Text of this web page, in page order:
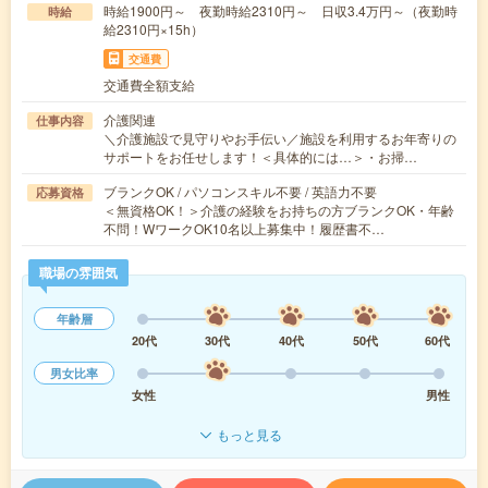
時給
時給1900円～ 夜勤時給2310円～ 日収3.4万円～（夜勤時
給2310円×15h）
交通費
交通費全額支給
仕事内容
介護関連
＼介護施設で見守りやお手伝い／施設を利用するお年寄りの
サポートをお任せします！＜具体的には…＞・お掃…
応募資格
ブランクOK / パソコンスキル不要 / 英語力不要
＜無資格OK！＞介護の経験をお持ちの方ブランクOK・年齢
不問！WワークOK10名以上募集中！履歴書不…
職場の雰囲気
年齢層
20代
30代 40代 50代
60代
男女比率
女性
男性
もっと見る